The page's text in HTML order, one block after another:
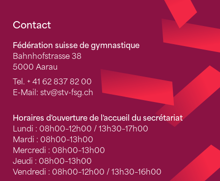
Fusszeile
Contact
Fédération suisse de gymnastique
Bahnhofstrasse 38
5000 Aarau
Tel. + 41 62 837 82 00
E-Mail: stv@stv-fsg.ch
Horaires d'ouverture de l'accueil du secrétariat
Lundi : 08h00–12h00 / 13h30–17h00
Mardi : 08h00–13h00
Mercredi : 08h00–13h00
Jeudi : 08h00–13h00
Vendredi : 08h00–12h00 / 13h30–16h00